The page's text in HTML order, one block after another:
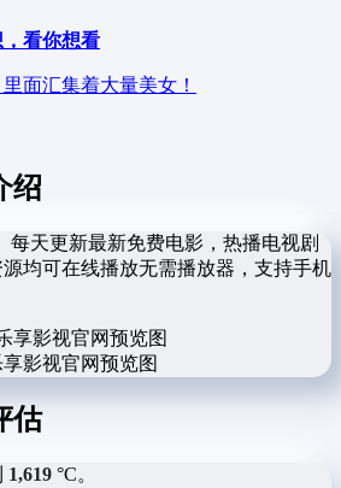
看你想看
面汇集着大量美女！
绍
每天更新最新免费电影，热播电视剧
均可在线播放无需播放器，支持手机
享影视官网预览图
估
1,619 °C。